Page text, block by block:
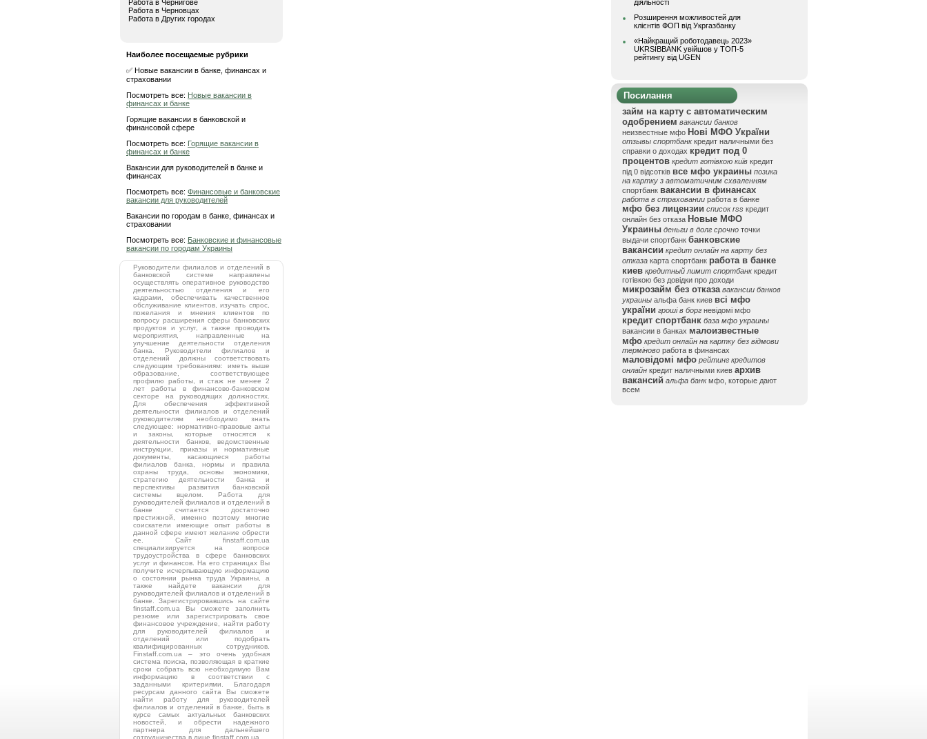
Работа в Чернигове
Работа в Черновцах
Работа в Других городах
Наиболее посещаемые рубрики
✅ Новые вакансии в банке, финансах и
страховании
Посмотреть все: Новые вакансии в
финансах и банке
Горящие вакансии в банковской и
финансовой сфере
Посмотреть все: Горящие вакансии в
финансах и банке
Вакансии для руководителей в банке и
финансах
Посмотреть все: Финансовые и банковские
вакансии для руководителей
Вакансии по городам в банке, финансах и
страховании
Посмотреть все: Банковские и финансовые
вакансии по городам Украины
Руководители филиалов и отделений в
банковской системе направлены
осуществлять оперативное руководство
деятельностью отделения и его
кадрами, обеспечивать качественное
обслуживание клиентов, изучать спрос,
пожелания и мнения клиентов по
вопросу расширения сферы банковских
продуктов и услуг, а также проводить
мероприятия, направленные на
улучшение деятельности отделения
банка. Руководители филиалов и
отделений должны соответствовать
следующим требованиям: иметь выше
образование, соответствующее
профилю работы, и стаж не менее 2
лет работы в финансово-банковском
секторе на руководящих должностях.
Для обеспечения эффективной
деятельности филиалов и отделений
руководителям необходимо знать
следующее: нормативно-правовые акты
и законы, которые относятся к
деятельности банков, ведомственные
инструкции, приказы и нормативные
документы, касающиеся работы
филиалов банка, нормы и правила
охраны труда, основы экономики,
стратегию деятельности банка и
перспективы развития банковской
системы вцелом. Работа для
руководителей филиалов и отделений в
банке считается достаточно
престижной, именно поэтому многие
соискатели имеющие опыт работы в
данной сфере имеют желание обрести
ее. Сайт finstaff.com.ua
специализируется на вопросе
трудоустройства в сфере банковских
услуг и финансов. На его страницах Вы
получите исчерпывающую информацию
о состоянии рынка труда Украины, а
также найдете вакансии для
руководителей филиалов и отделений в
банке. Зарегистрировавшись на сайте
finstaff.com.ua Вы сможете заполнить
резюме или зарегистрировать свое
финансовое учреждение, найти работу
для руководителей филиалов и
отделений или подобрать
квалифицированных сотрудников.
Finstaff.com.ua – это очень удобная
система поиска, позволяющая в краткие
сроки собрать всю необходимую Вам
информацию в соответствии с
заданными критериями. Благодаря
ресурсам данного сайта Вы сможете
найти работу для руководителей
филиалов и отделений в банке, быть в
курсе самых актуальных банковских
новостей, и обрести надежного
партнера для дальнейшего
сотрудничества в лице finstaff.com.ua.
діяльності
Розширення можливостей для
клієнтів ФОП від Укргазбанку
«Найкращий роботодавець 2023»
UKRSIBBANK увійшов у ТОП-5
рейтингу від UGEN
Посилання
займ на карту с автоматическим
одобрением вакансии банков
неизвестные мфо Нові МФО України
отзывы спортбанк кредит наличными без
справки о доходах кредит под 0
процентов кредит готівкою київ кредит
під 0 відсотків все мфо украины позика
на картку з автоматичним схваленням
спортбанк вакансии в финансах
работа в страховании работа в банке
мфо без лицензии список rss кредит
онлайн без отказа Новые МФО
Украины деньги в долг срочно точки
выдачи спортбанк банковские
вакансии кредит онлайн на карту без
отказа карта спортбанк работа в банке
киев кредитный лимит спортбанк кредит
готівкою без довідки про доходи
микрозайм без отказа вакансии банков
украины альфа банк киев всі мфо
україни гроші в борг невідомі мфо
кредит спортбанк база мфо украины
вакансии в банках малоизвестные
мфо кредит онлайн на картку без відмови
терміново работа в финансах
маловідомі мфо рейтинг кредитов
онлайн кредит наличными киев архив
вакансий альфа банк мфо, которые дают
всем